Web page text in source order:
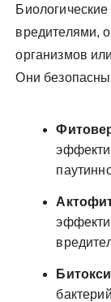
вредителями,
организмов
Они